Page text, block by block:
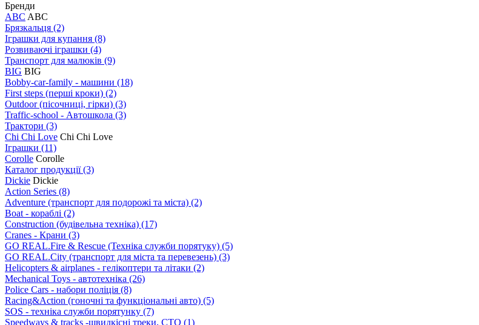
Бренди
ABC ABC
Брязкальця (2)
Іграшки для купання (8)
Розвиваючі іграшки (4)
Транспорт для малюків (9)
BIG BIG
Bobby-car-family - машини (18)
First steps (перші кроки) (2)
Outdoor (пісочниці, гірки) (3)
Traffic-school - Автошкола (3)
Трактори (3)
Chi Chi Love Chi Chi Love
Іграшки (11)
Corolle Corolle
Каталог продукції(3)
Dickie Dickie
Action Series (8)
Adventure (транспорт для подорожі та міста) (2)
Boat - кораблі (2)
Construction (будівельна техніка) (17)
Cranes - Крани (3)
GO REAL.Fire & Rescue (Техніка служби порятуку) (5)
GO REAL.City (транспорт для міста та перевезень) (3)
Helicopters & airplanes - гелікоптери та літаки (2)
Mechanical Toys - автотехніка (26)
Police Cars - набори поліція (8)
Racing&Action (гоночні та функціональні авто) (5)
SOS - техніка служби порятунку (7)
Speedways & tracks -швидкісні треки, СТО (1)